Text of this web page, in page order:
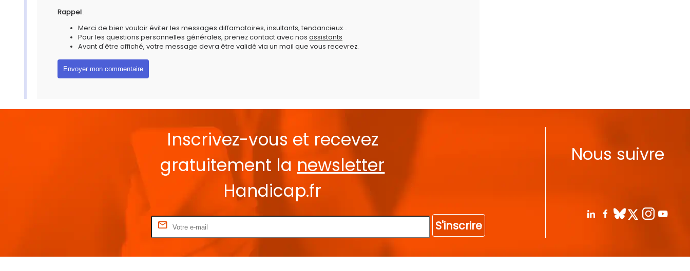
Rappel :
Merci de bien vouloir éviter les messages diffamatoires, insultants, tendancieux...
Pour les questions personnelles générales, prenez contact avec nos assistants
Avant d'être affiché, votre message devra être validé via un mail que vous recevrez.
Inscrivez-vous et recevez
gratuitement la newsletter
Handicap.fr
S'inscrire
Nous suivre